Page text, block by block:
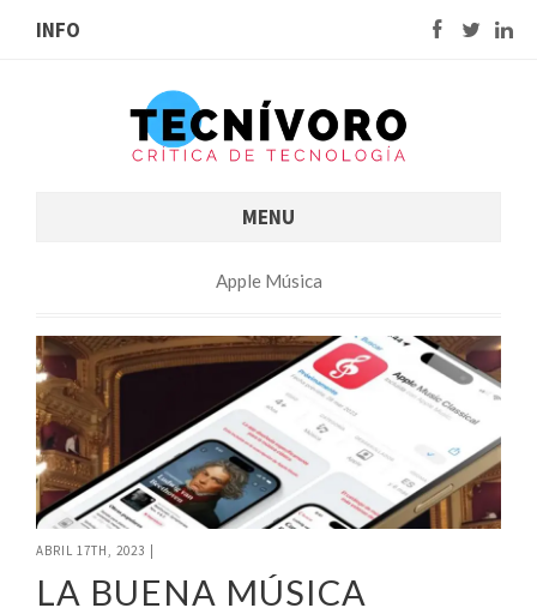
INFO
MENU
Apple Música
ABRIL 17TH, 2023
LA BUENA MÚSICA